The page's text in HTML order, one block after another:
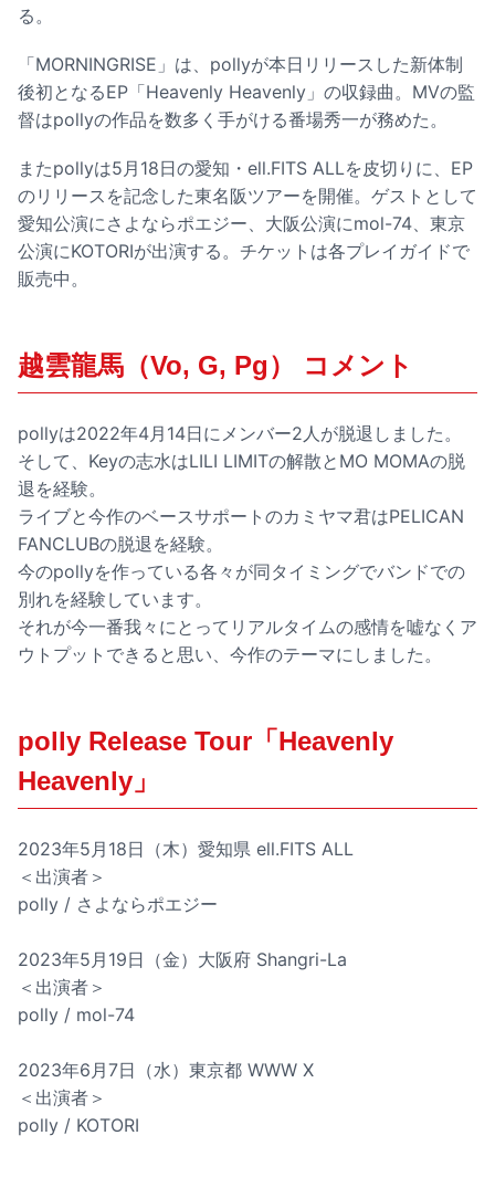
る。
「MORNINGRISE」は、pollyが本日リリースした新体制
後初となるEP「Heavenly Heavenly」の収録曲。MVの監
督はpollyの作品を数多く手がける番場秀一が務めた。
またpollyは5月18日の愛知・ell.FITS ALLを皮切りに、EP
のリリースを記念した東名阪ツアーを開催。ゲストとして
愛知公演にさよならポエジー、大阪公演にmol-74、東京
公演にKOTORIが出演する。チケットは各プレイガイドで
販売中。
越雲龍馬（Vo, G, Pg） コメント
pollyは2022年4月14日にメンバー2人が脱退しました。
そして、Keyの志水はLILI LIMITの解散とMO MOMAの脱
退を経験。
ライブと今作のベースサポートのカミヤマ君はPELICAN
FANCLUBの脱退を経験。
今のpollyを作っている各々が同タイミングでバンドでの
別れを経験しています。
それが今一番我々にとってリアルタイムの感情を嘘なくア
ウトプットできると思い、今作のテーマにしました。
polly Release Tour「Heavenly
Heavenly」
2023年5月18日（木）愛知県 ell.FITS ALL
＜出演者＞
polly / さよならポエジー
2023年5月19日（金）大阪府 Shangri-La
＜出演者＞
polly / mol-74
2023年6月7日（水）東京都 WWW X
＜出演者＞
polly / KOTORI